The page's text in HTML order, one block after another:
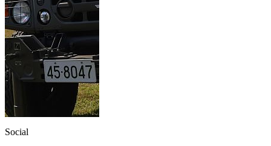
Social